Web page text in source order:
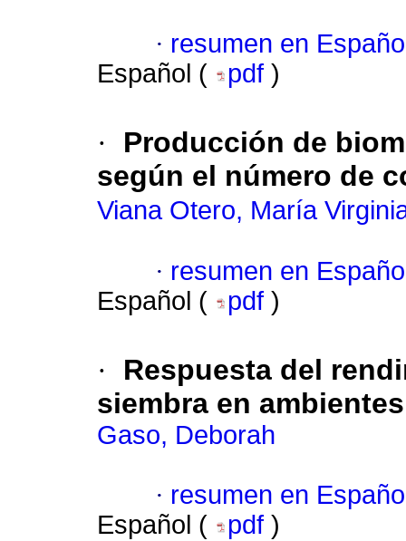
· resumen en
Español (
pdf )
·
Producción de
según el número de
Viana Otero, María
· resumen en
Español (
pdf )
·
Respuesta del
siembra en
Gaso, Deborah
· resumen en
Español (
pdf )